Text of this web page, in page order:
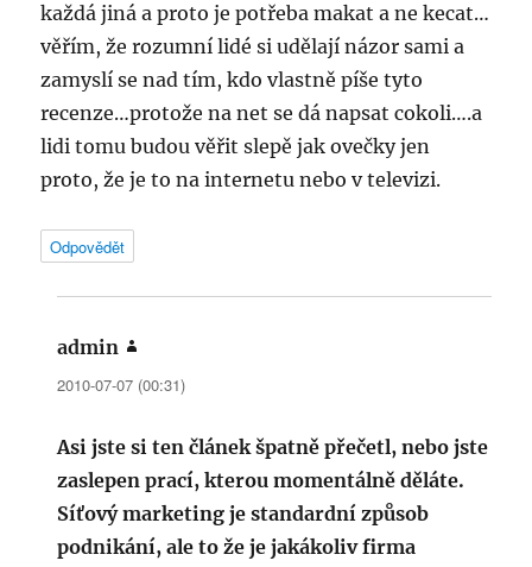
každá jiná a proto je potřeba makat a ne kecat…
věřím, že rozumní lidé si udělají názor sami a
zamyslí se nad tím, kdo vlastně píše tyto
recenze…protože na net se dá napsat cokoli….a
lidi tomu budou věřit slepě jak ovečky jen
proto, že je to na internetu nebo v televizi.
Odpovědět
admin
2010-07-07 (00:31)
Asi jste si ten článek špatně přečetl, nebo jste
zaslepen prací, kterou momentálně děláte.
Síťový marketing je standardní způsob
podnikání, ale to že je jakákoliv firma